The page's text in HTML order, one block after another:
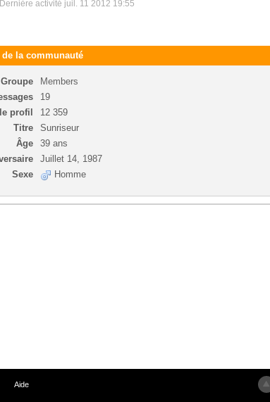
Dernière activité juil. 11 2012 19:55
la communauté
Groupe
Members
19
profil
12 359
Titre
Sunriseur
Âge
39 ans
Juillet 14, 1987
Sexe
Homme
Aide